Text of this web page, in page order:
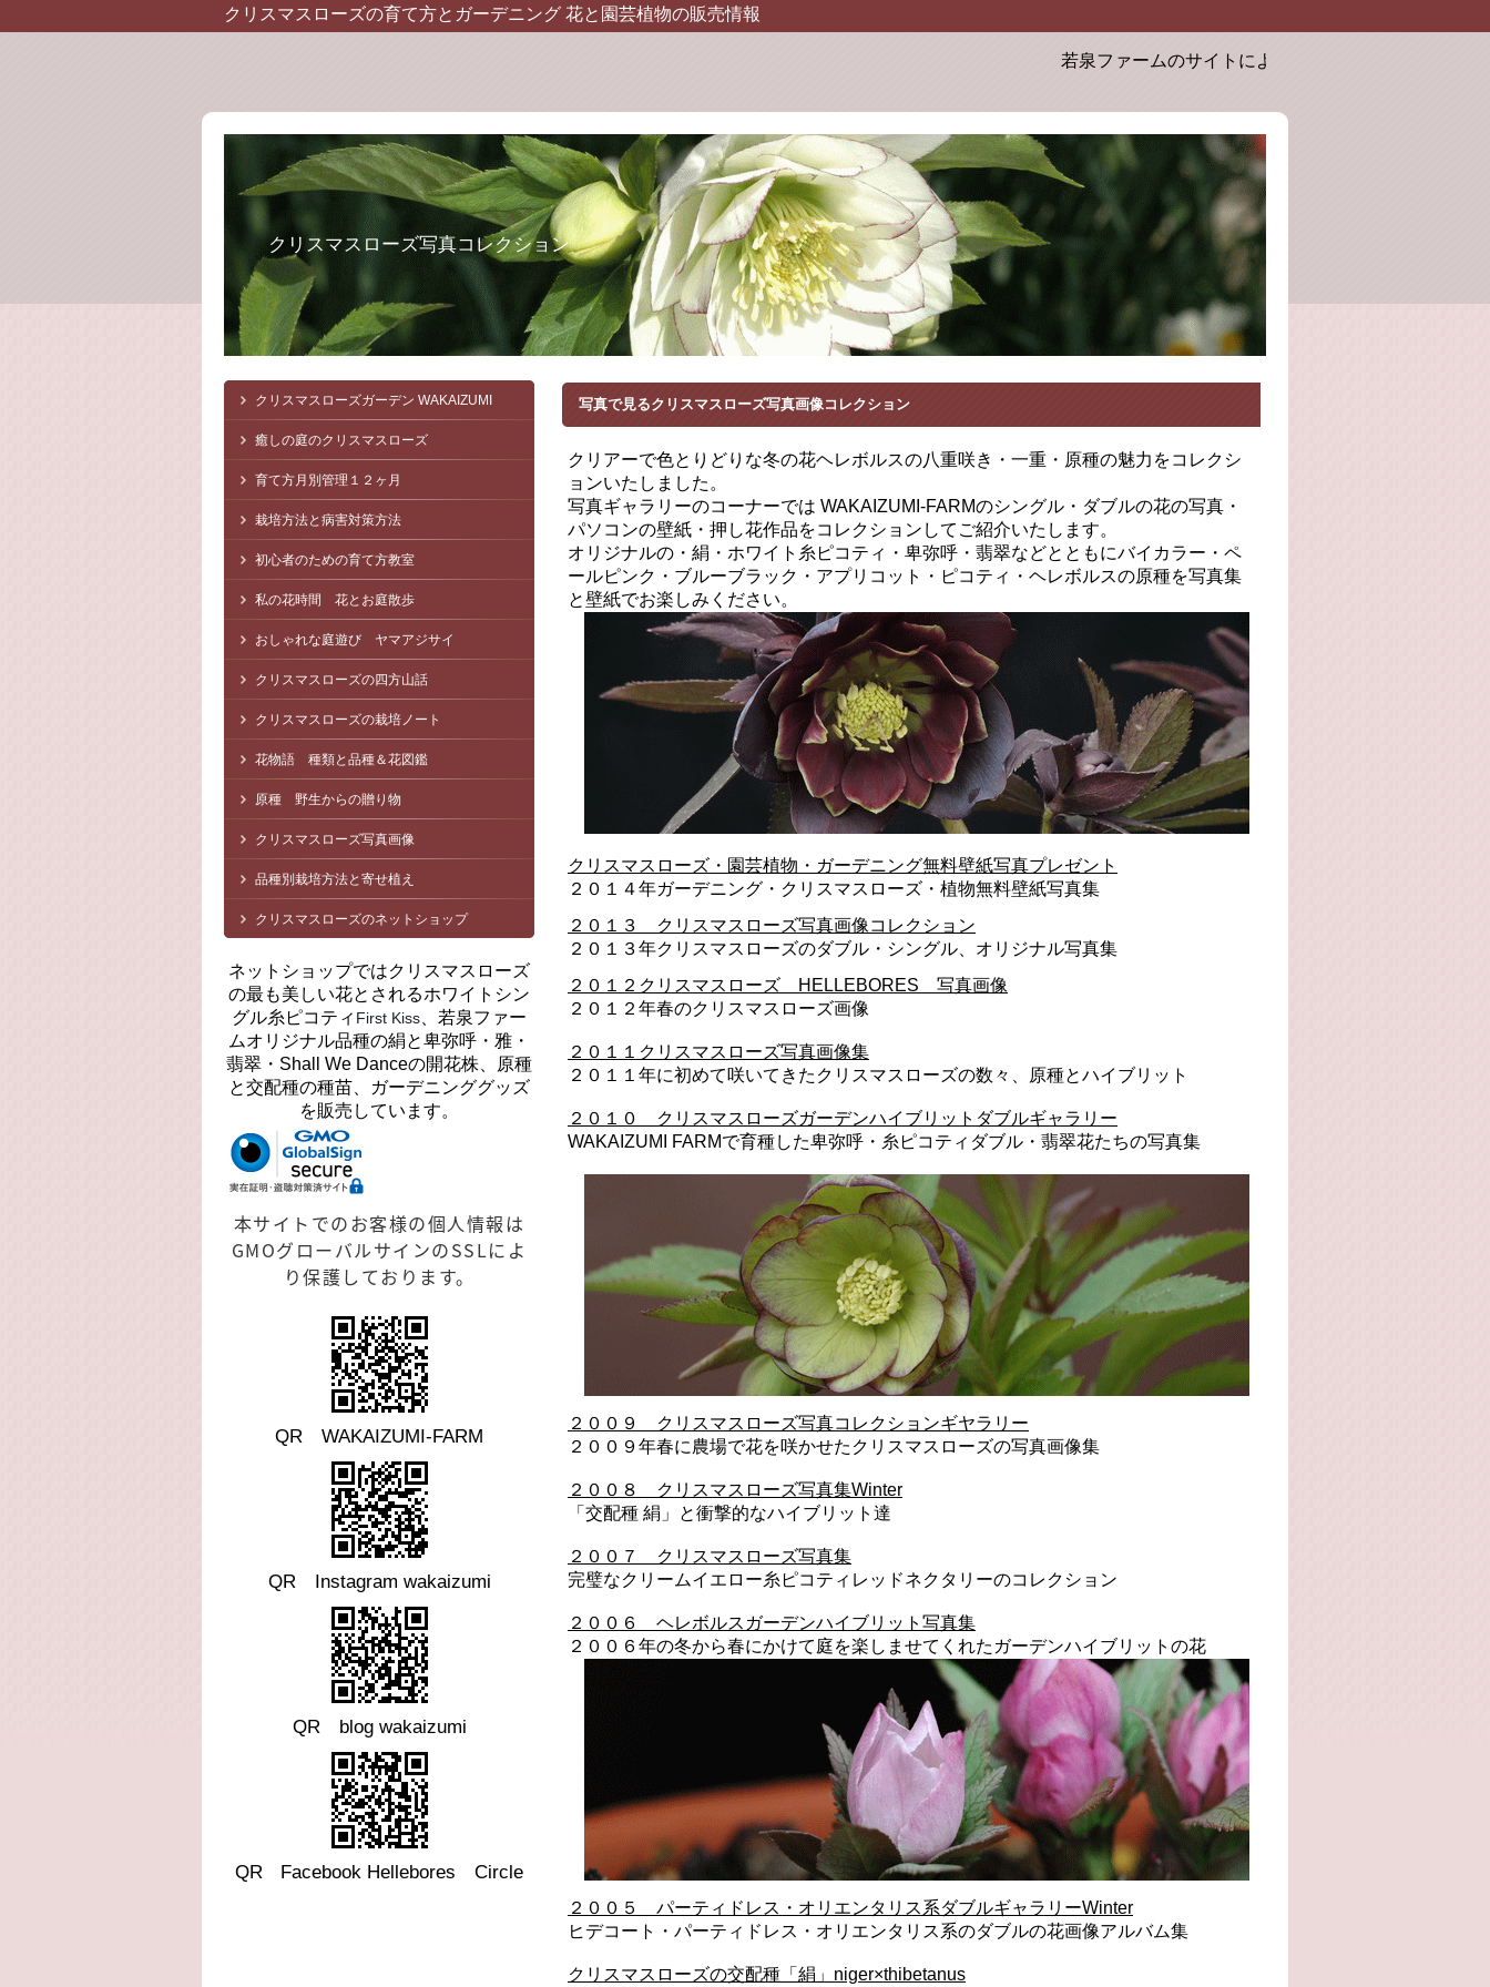
クリスマスローズの育て方とガーデニング 花と園芸植物の販売情報
若泉ファームのサイトにようこそ。お届けするクリス
クリスマスローズ写真コレクション
写真で見るクリスマスローズ写真画像コレクション
クリアーで色とりどりな冬の花ヘレボルスの八重咲き・一重・原種の魅力をコレクシ
ョンいたしました。
写真ギャラリーのコーナーでは WAKAIZUMI-FARMのシングル・ダブルの花の写真・
パソコンの壁紙・押し花作品をコレクションしてご紹介いたします。
オリジナルの・絹・ホワイト糸ピコティ・卑弥呼・翡翠などとともにバイカラー・ペ
ールピンク・ブルーブラック・アプリコット・ピコティ・ヘレボルスの原種を写真集
と壁紙でお楽しみください。
クリスマスローズ・園芸植物・ガーデニング無料壁紙写真プレゼント
２０１４年ガーデニング・クリスマスローズ・植物無料壁紙写真集
２０１３ クリスマスローズ写真画像コレクション
２０１３年クリスマスローズのダブル・シングル、オリジナル写真集
２０１２クリスマスローズ HELLEBORES 写真画像
２０１２年春のクリスマスローズ画像
２０１１クリスマスローズ写真画像集
２０１１年に初めて咲いてきたクリスマスローズの数々、原種とハイブリット
２０１０ クリスマスローズガーデンハイブリットダブルギャラリー
WAKAIZUMI FARMで育種した卑弥呼・糸ピコティダブル・翡翠花たちの写真集
２００９ クリスマスローズ写真コレクションギヤラリー
２００９年春に農場で花を咲かせたクリスマスローズの写真画像集
２００８ クリスマスローズ写真集Winter
「交配種 絹」と衝撃的なハイブリット達
２００７ クリスマスローズ写真集
完璧なクリームイエロー糸ピコティレッドネクタリーのコレクション
２００６ ヘレボルスガーデンハイブリット写真集
２００６年の冬から春にかけて庭を楽しませてくれたガーデンハイブリットの花
２００５ パーティドレス・オリエンタリス系ダブルギャラリーWinter
ヒデコート・パーティドレス・オリエンタリス系のダブルの花画像アルバム集
クリスマスローズの交配種「絹」niger×thibetanus
クリスマスローズガーデン WAKAIZUMI
癒しの庭のクリスマスローズ
育て方月別管理１２ヶ月
栽培方法と病害対策方法
初心者のための育て方教室
私の花時間 花とお庭散歩
おしゃれな庭遊び ヤマアジサイ
クリスマスローズの四方山話
クリスマスローズの栽培ノート
花物語 種類と品種＆花図鑑
原種 野生からの贈り物
クリスマスローズ写真画像
品種別栽培方法と寄せ植え
クリスマスローズのネットショップ
ネットショップではクリスマスローズ
の最も美しい花とされるホワイトシン
グル糸ピコティ First Kiss 、若泉ファー
ムオリジナル品種の絹と卑弥呼・雅・
翡翠・Shall We Danceの開花株、原種
と交配種の種苗、ガーデニンググッズ
を販売しています。
本サイトでのお客様の個人情報は
GMOグローバルサインのSSLによ
り保護しております。
QR WAKAIZUMI-FARM
QR Instagram wakaizumi
QR blog wakaizumi
QR Facebook Hellebores Circle